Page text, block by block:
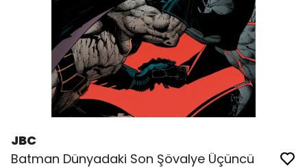
JBC
Batman Dünyadaki Son Şövalye Üçüncü